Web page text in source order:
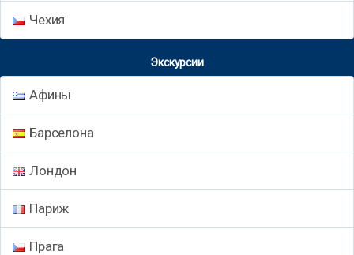
Чехия
Экскурсии
Афины
Барселона
Лондон
Париж
Прага